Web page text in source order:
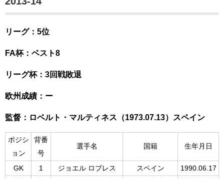
リーグ：5位
FA杯：ベスト8
リーグ杯：3回戦敗退
欧州成績：ー
監督：ロベルト・マルティネス（1973.07.13）スペイン
ポジシ
ョン
背番
号
選手名 国籍 生年月日
GK 1 ジョエル ロブレス スペイン
1990.06.17